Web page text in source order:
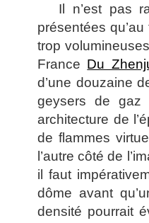
Il n’est pas
présentées
trop
France Du
d’une douzaine
geysers de gaz
architecture de
de flammes
l’autre côté de
il faut
dôme avant
densité pourrait